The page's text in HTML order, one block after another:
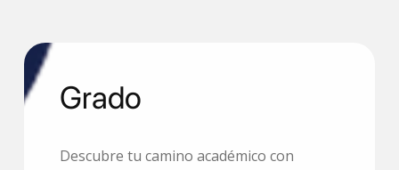
Grado
Descubre tu camino académico con